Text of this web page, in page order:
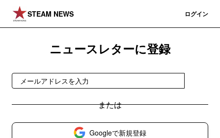
STEAM NEWS ログイン
ニュースレターに登録
Googleで新規登録